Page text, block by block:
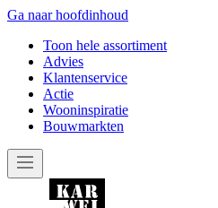
Ga naar hoofdinhoud
Toon hele assortiment
Advies
Klantenservice
Actie
Wooninspiratie
Bouwmarkten